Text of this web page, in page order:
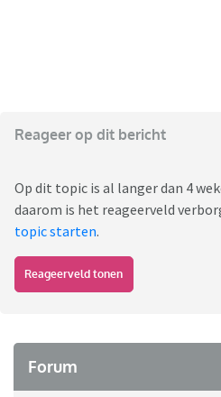
Reageer op dit bericht
Op dit topic is al langer dan 4
daarom is het reageerveld
topic starten.
Reageerveld tonen
Forum